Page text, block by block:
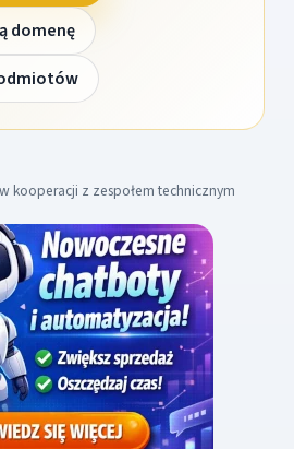
domenę
kooperacji z zespołem technicznym